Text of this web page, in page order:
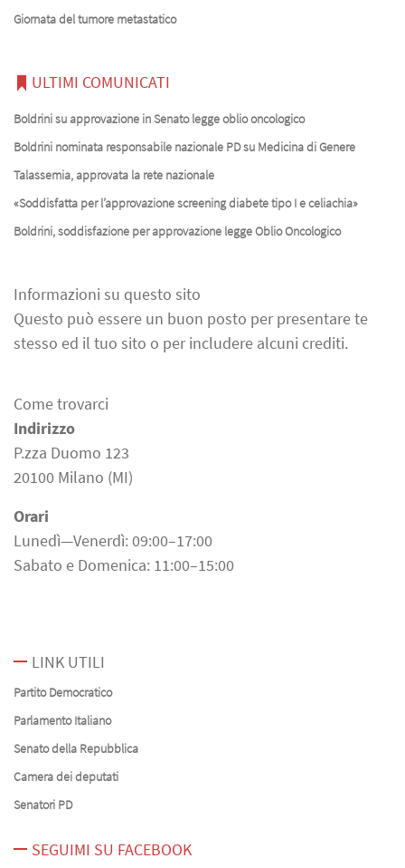
Giornata del tumore metastatico
ULTIMI COMUNICATI
Boldrini su approvazione in Senato legge oblio oncologico
Boldrini nominata responsabile nazionale PD su Medicina di Genere
Talassemia, approvata la rete nazionale
«Soddisfatta per l’approvazione screening diabete tipo I e celiachia»
Boldrini, soddisfazione per approvazione legge Oblio Oncologico
Informazioni su questo sito
Questo può essere un buon posto per presentare te
stesso ed il tuo sito o per includere alcuni crediti.
Come trovarci
Indirizzo
P.zza Duomo 123
20100 Milano (MI)
Orari
Lunedì—Venerdì: 09:00–17:00
Sabato e Domenica: 11:00–15:00
LINK UTILI
Partito Democratico
Parlamento Italiano
Senato della Repubblica
Camera dei deputati
Senatori PD
SEGUIMI SU FACEBOOK